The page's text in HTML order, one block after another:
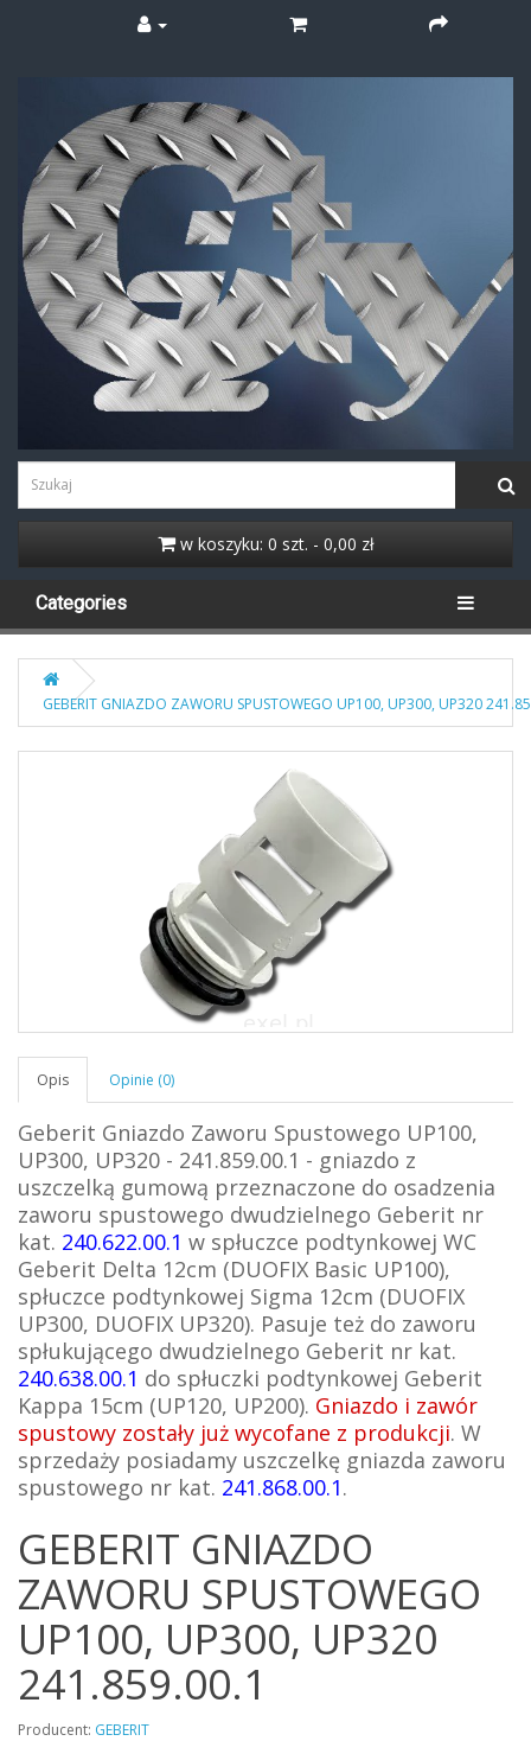
w koszyku: 0 szt. - 0,00 zł
Categories
GEBERIT GNIAZDO ZAWORU SPUSTOWEGO UP100, UP300, UP320
Opis Opinie (0)
Geberit Gniazdo Zaworu Spustowego UP100,
UP300, UP320 - 241.859.00.1 - gniazdo z
uszczelką gumową przeznaczone do osadzenia
zaworu spustowego dwudzielnego Geberit nr
kat. 240.622.00.1 w spłuczce podtynkowej WC
Geberit Delta 12cm (DUOFIX Basic UP100),
spłuczce podtynkowej Sigma 12cm (DUOFIX
UP300, DUOFIX UP320). Pasuje też do zaworu
spłukującego dwudzielnego Geberit nr kat.
240.638.00.1 do spłuczki podtynkowej Geberit
Kappa 15cm (UP120, UP200). Gniazdo i zawór
spustowy zostały już wycofane z produkcji. W
sprzedaży posiadamy uszczelkę gniazda zaworu
spustowego nr kat. 241.868.00.1.
GEBERIT GNIAZDO
ZAWORU SPUSTOWEGO
UP100, UP300, UP320
241.859.00.1
Producent: GEBERIT